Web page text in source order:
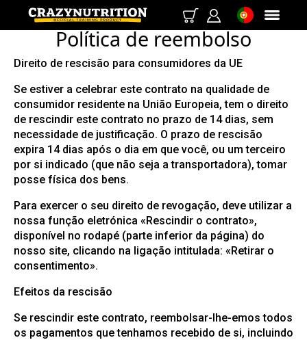
Política de reembolso
Direito de rescisão para consumidores da UE
Se estiver a celebrar este contrato na qualidade de
consumidor residente na União Europeia, tem o direito
de rescindir este contrato no prazo de 14 dias, sem
necessidade de justificação. O prazo de rescisão
expira 14 dias após o dia em que você, ou um terceiro
por si indicado (que não seja a transportadora), tomar
posse física dos bens.
Para exercer o seu direito de revogação, deve utilizar a
nossa função eletrónica «Rescindir o contrato»,
disponível no rodapé (parte inferior da página) do
nosso site, clicando na ligação intitulada: «Retirar o
consentimento».
Efeitos da rescisão
Se rescindir este contrato, reembolsar-lhe-emos todos
os pagamentos que tenhamos recebido de si, incluindo